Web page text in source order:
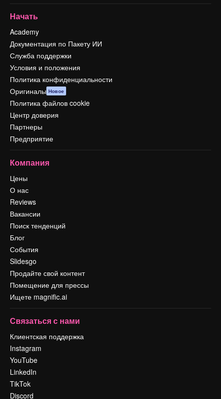
Начать
Academy
Документация по Пакету ИИ
Служба поддержки
Условия и положения
Политика конфиденциальности
Оригиналы Новое
Политика файлов cookie
Центр доверия
Партнеры
Предприятие
Компания
Цены
О нас
Reviews
Вакансии
Поиск тенденций
Блог
События
Slidesgo
Продайте свой контент
Помещение для прессы
Ищете magnific.ai
Связаться с нами
Клиентская поддержка
Instagram
YouTube
LinkedIn
TikTok
Discord